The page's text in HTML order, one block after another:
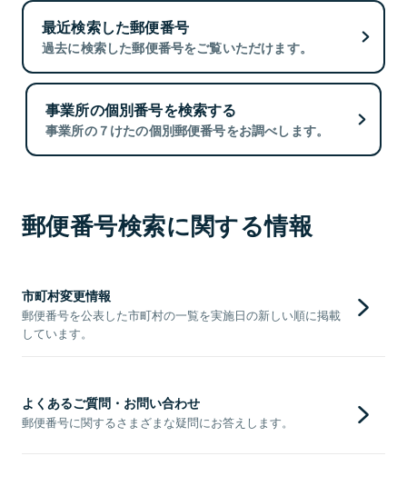
最近検索した郵便番号
過去に検索した郵便番号をご覧いただけます。
事業所の個別番号を検索する
事業所の７けたの個別郵便番号をお調べします。
郵便番号検索に関する情報
市町村変更情報
郵便番号を公表した市町村の一覧を実施日の新しい順に掲載
しています。
よくあるご質問・お問い合わせ
郵便番号に関するさまざまな疑問にお答えします。